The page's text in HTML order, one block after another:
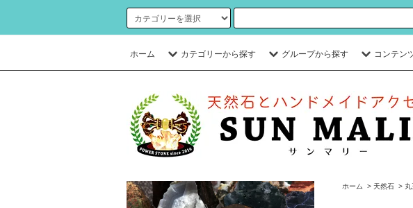
ホーム カテゴリーから探す グループから探す コンテン
ホーム > 天然石 > 丸